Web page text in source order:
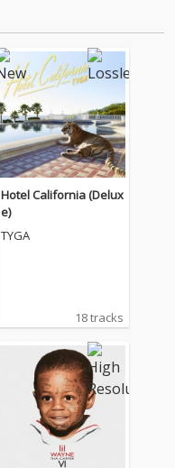
Hotel California (Delux
e)
TYGA
18 tracks